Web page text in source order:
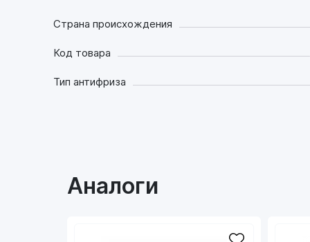
Страна происхождения
Код товара
Тип антифриза
Аналоги